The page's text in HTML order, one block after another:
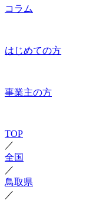
コラム
はじめての方
事業主の方
TOP
／
全国
／
鳥取県
／